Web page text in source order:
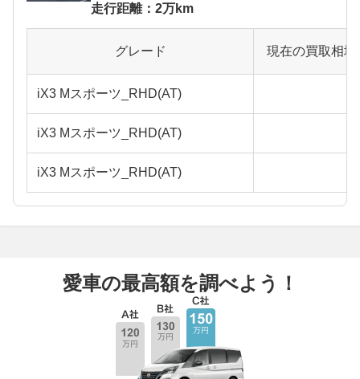
走行距離：2万km
グレード 現在の買取相
iX3 Mスポーツ_RHD(AT)
iX3 Mスポーツ_RHD(AT)
iX3 Mスポーツ_RHD(AT)
愛車の最高額を調べよう！